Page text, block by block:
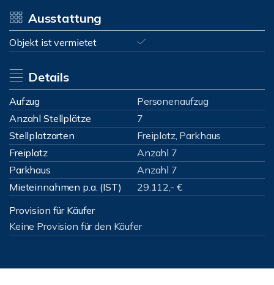
Ausstattung
Objekt ist vermietet
Details
Aufzug
Personenaufzug
Anzahl Stellplätze
7
Stellplatzarten
Freiplatz, Parkhaus
Freiplatz
Anzahl 7
Parkhaus
Anzahl 7
Mieteinnahmen p.a. (IST)
29.112,- €
Provision für Käufer
Keine Provision für den Käufer